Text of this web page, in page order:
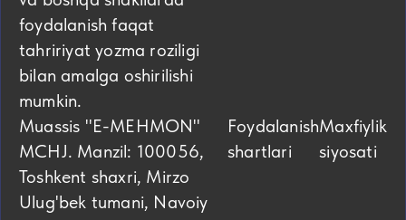
foydalanish faqat
tahririyat yozma roziligi
bilan amalga oshirilishi
mumkin.
Muassis "E-MEHMON"
MCHJ. Manzil: 100056,
Toshkent shaxri, Mirzo
Ulug'bek tumani, Navoiy
Foydalanish
shartlari
Maxfiylik
siyosati